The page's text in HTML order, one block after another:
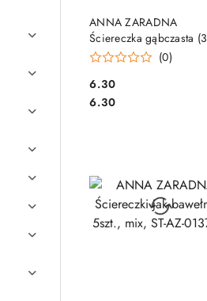
ANNA ZARADNA
Ściereczka gąbczasta (3
szt.) PS-1002 (0)
Cena:
6.30
Cena:
6.30
DO KOSZYKA